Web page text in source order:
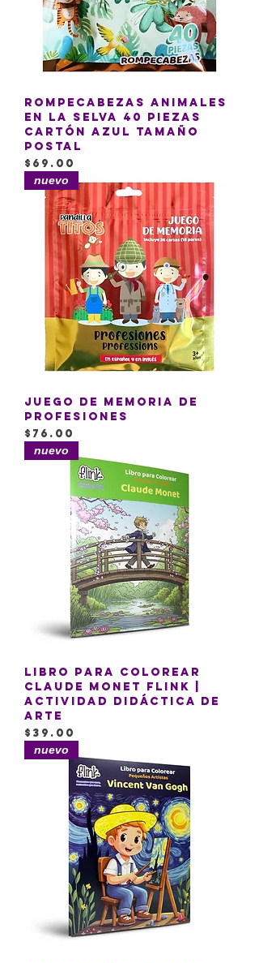
Rompecabezas Animales
en la Selva 40 piezas
cartón azul tamaño
postal
Precio
$69.00
nuevo
Juego de memoria de
profesiones
Precio
$76.00
nuevo
Libro para Colorear
Claude Monet Flink |
Actividad Didáctica de
Arte
Precio
$39.00
nuevo